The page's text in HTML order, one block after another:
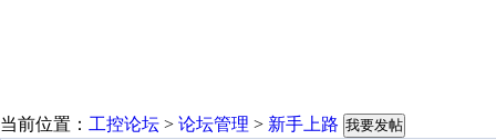
当前位置： 工控论坛 > 论坛管理 > 新手上路 我要发帖